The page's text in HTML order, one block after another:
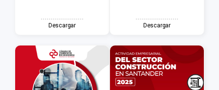
Descargar Descargar